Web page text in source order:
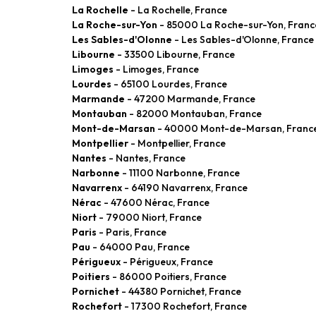
La Rochelle - La Rochelle, France
La Roche-sur-Yon - 85000 La Roche-sur-Yon,
Les Sables-d'Olonne - Les Sables-d'Olonne, France
Libourne - 33500 Libourne, France
Limoges - Limoges, France
Lourdes - 65100 Lourdes, France
Marmande - 47200 Marmande, France
Montauban - 82000 Montauban, France
Mont-de-Marsan - 40000 Mont-de-Marsan,
Montpellier - Montpellier, France
Nantes - Nantes, France
Narbonne - 11100 Narbonne, France
Navarrenx - 64190 Navarrenx, France
Nérac - 47600 Nérac, France
Niort - 79000 Niort, France
Paris - Paris, France
Pau - 64000 Pau, France
Périgueux - Périgueux, France
Poitiers - 86000 Poitiers, France
Pornichet - 44380 Pornichet, France
Rochefort - 17300 Rochefort, France